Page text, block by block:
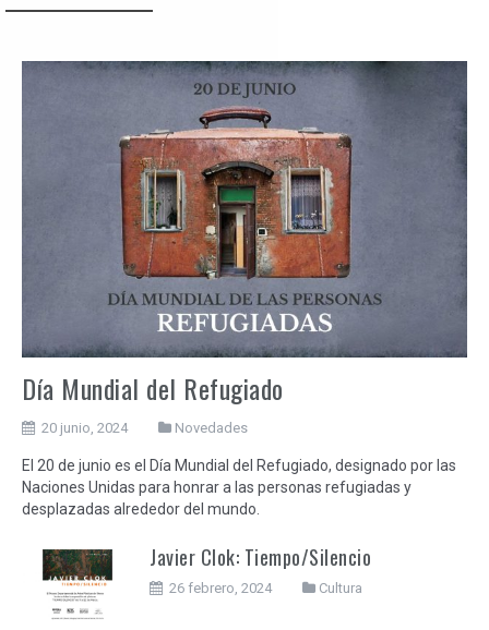
Día Mundial del Refugiado
20 junio, 2024 Novedades
El 20 de junio es el Día Mundial del Refugiado, designado por las
Naciones Unidas para honrar a las personas refugiadas y
desplazadas alrededor del mundo.
Javier Clok: Tiempo/Silencio
26 febrero, 2024 Cultura